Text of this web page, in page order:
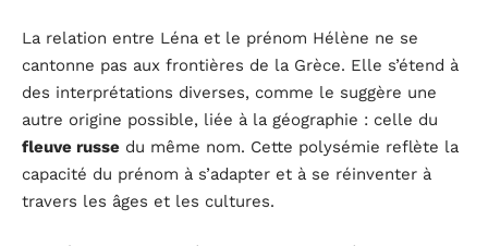
La relation entre Léna et le prénom Hélène ne se
cantonne pas aux frontières de la Grèce. Elle s’étend à
des interprétations diverses, comme le suggère une
autre origine possible, liée à la géographie : celle du
fleuve russe du même nom. Cette polysémie reflète la
capacité du prénom à s’adapter et à se réinventer à
travers les âges et les cultures.